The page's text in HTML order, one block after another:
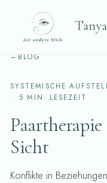
BLOG
SYSTEMISCHE
5 MIN. LESEZEIT
Sicht
Konflikte in